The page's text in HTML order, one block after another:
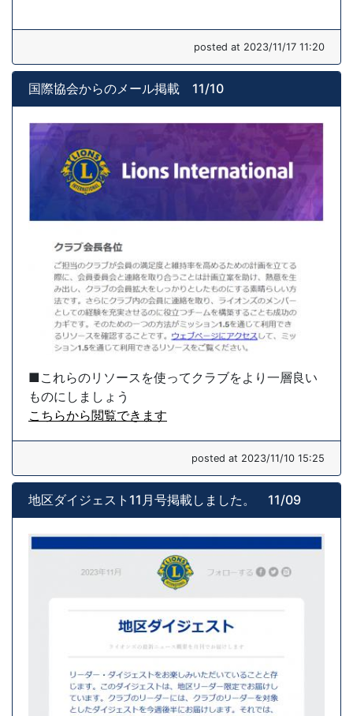
posted at 2023/11/17 11:20
国際協会からのメール掲載 11/10
■これらのリソースを使ってクラブをより一層良い
ものにしましょう
こちらから閲覧できます
posted at 2023/11/10 15:25
地区ダイジェスト11月号掲載しました。 11/09